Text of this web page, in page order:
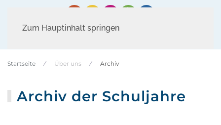
Zum Hauptinhalt springen
Startseite Über uns Archiv
Archiv der Schuljahre